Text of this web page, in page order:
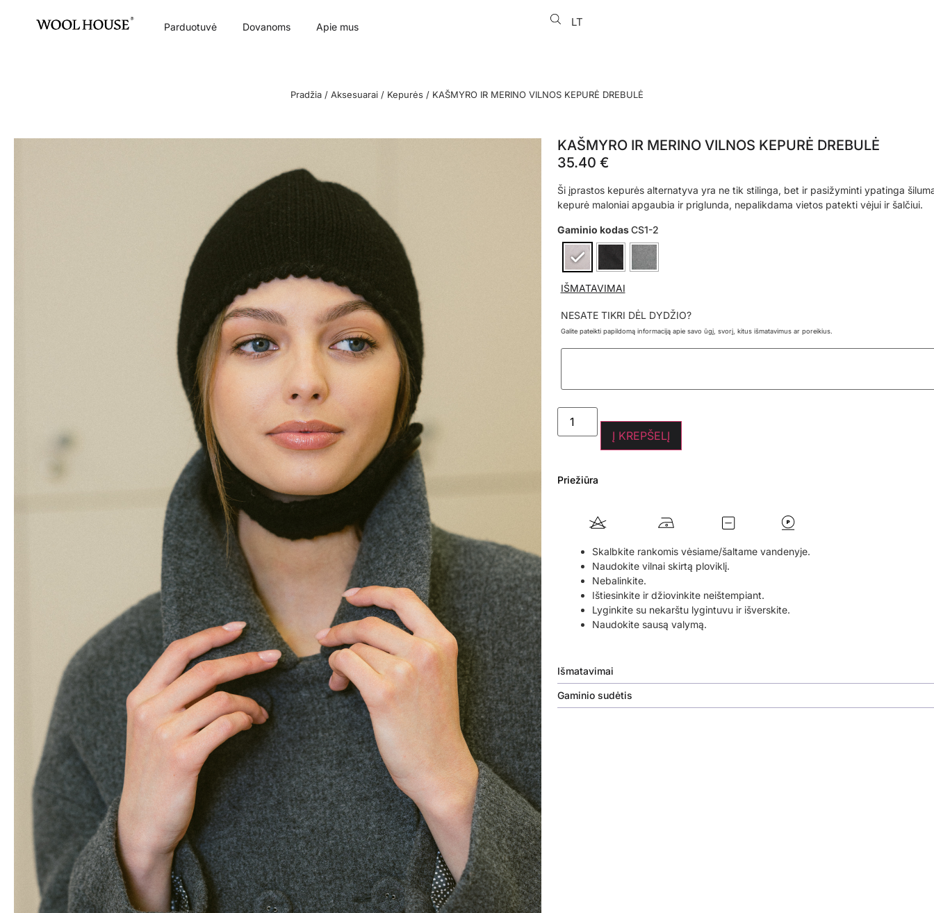
Parduotuvė Dovanoms Apie mus LT
EN
Pradžia / Aksesuarai / Kepurės / KAŠMYRO IR MERINO VILNOS KEPURĖ DREBULĖ
KAŠMYRO IR MERINO VILNOS KEPURĖ DREBULĖ
35.40 €
Ši įprastos kepurės alternatyva yra ne tik stilinga, bet ir pasižyminti ypatinga
kepurė maloniai apgaubia ir priglunda, nepalikdama vietos patekti vėjui ir šalčiui.
Gaminio kodasCS1-2
IŠMATAVIMAI
NESATE TIKRI DĖL DYDŽIO?
Galite pateikti papildomą informaciją apie savo ūgį, svorį, kitus išmatavimus ar poreikius.
Į KREPŠELĮ
Priežiūra
Skalbkite rankomis vėsiame/šaltame vandenyje.
Naudokite vilnai skirtą ploviklį.
Nebalinkite.
Ištiesinkite ir džiovinkite neištempiant.
Lyginkite su nekarštu lygintuvu ir išverskite.
Naudokite sausą valymą.
Išmatavimai
Gaminio sudėtis